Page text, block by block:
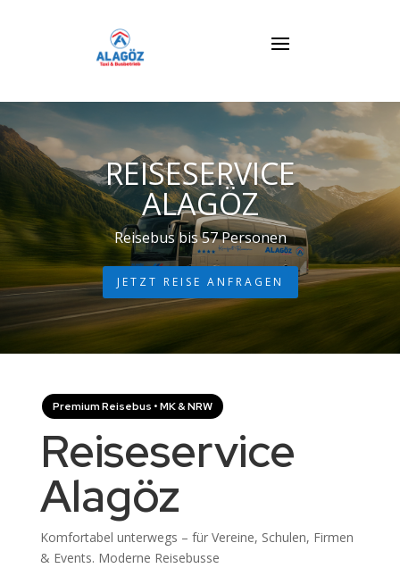
REISESERVICE
ALAGÖZ
Reisebus bis 57 Personen
JETZT REISE ANFRAGEN
Premium Reisebus • MK & NRW
Reiseservice
Alagöz
Komfortabel unterwegs – für Vereine, Schulen, Firmen
& Events. Moderne Reisebusse